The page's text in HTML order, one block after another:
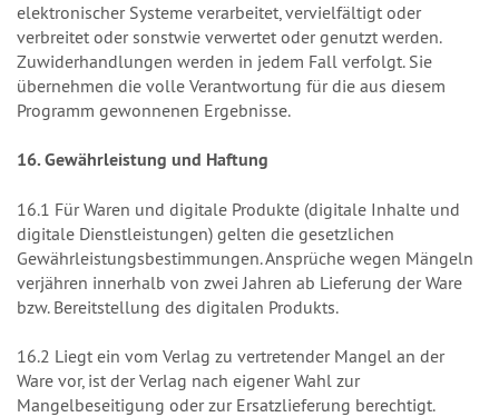
elektronischer Systeme verarbeitet, vervielfältigt oder
verbreitet oder sonstwie verwertet oder genutzt werden.
Zuwiderhandlungen werden in jedem Fall verfolgt. Sie
übernehmen die volle Verantwortung für die aus diesem
Programm gewonnenen Ergebnisse.
16. Gewährleistung und Haftung
16.1 Für Waren und digitale Produkte (digitale Inhalte und
digitale Dienstleistungen) gelten die gesetzlichen
Gewährleistungsbestimmungen. Ansprüche wegen Mängeln
verjähren innerhalb von zwei Jahren ab Lieferung der Ware
bzw. Bereitstellung des digitalen Produkts.
16.2 Liegt ein vom Verlag zu vertretender Mangel an der
Ware vor, ist der Verlag nach eigener Wahl zur
Mangelbeseitigung oder zur Ersatzlieferung berechtigt.